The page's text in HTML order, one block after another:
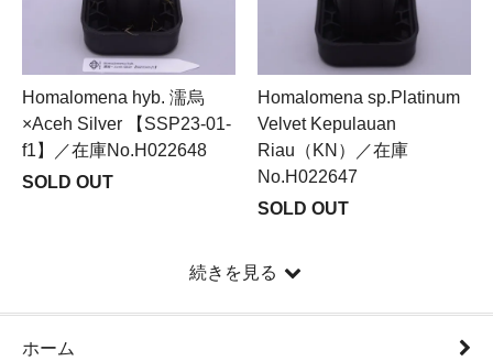
Homalomena hyb. 濡烏
×Aceh Silver 【SSP23-01-
f1】／在庫No.H022648
SOLD OUT
Homalomena sp.Platinum
Velvet Kepulauan
Riau（KN）／在庫
No.H022647
SOLD OUT
続きを見る
ホーム